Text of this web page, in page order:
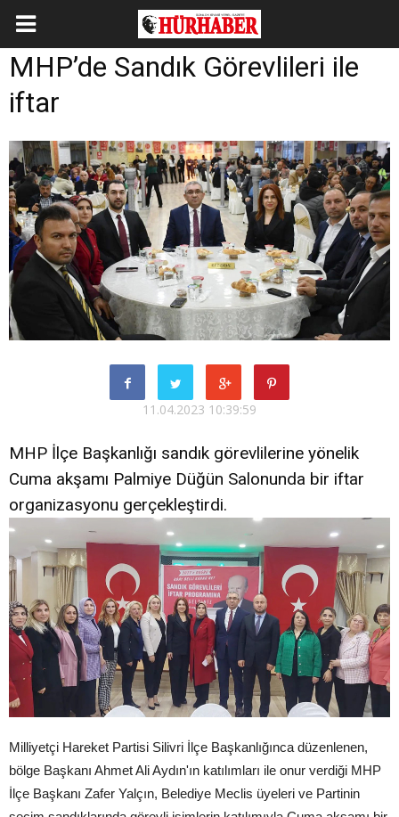
MHP’de Sandık Görevlileri ile
iftar
11.04.2023 10:39:59
MHP İlçe Başkanlığı sandık görevlilerine yönelik
Cuma akşamı Palmiye Düğün Salonunda bir iftar
organizasyonu gerçekleştirdi.
Milliyetçi Hareket Partisi Silivri İlçe Başkanlığınca düzenlenen,
bölge Başkanı Ahmet Ali Aydın'ın katılımları ile onur verdiği MHP
İlçe Başkanı Zafer Yalçın, Belediye Meclis üyeleri ve Partinin